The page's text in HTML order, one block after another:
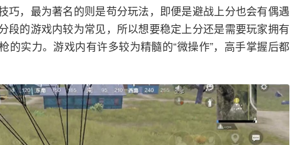
巧，最为著名的则是苟分玩法，即便是避战上分也会有偶遇
段的游戏内较为常见，所以想要稳定上分还是需要玩家拥有
的实力。游戏内有许多较为精髓的“微操作”，高手掌握后都